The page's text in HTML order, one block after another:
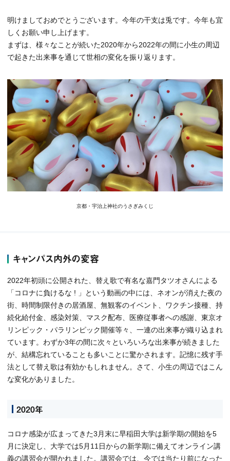
明けましておめでとうございます。今年の干支は兎です。今年も宜
しくお願い申し上げます。
まずは、様々なことが続いた2020年から2022年の間に小生の周辺
で起きた出来事を通じて世相の変化を振り返ります。
京都・宇治上神社のうさぎみくじ
キャンパス内外の変容
2022年初頭に公開された、替え歌で有名な嘉門タツオさんによる
「コロナに負けるな ! 」という動画の中には、ネオンが消えた夜の
街、時間制限付きの居酒屋、無観客のイベント、ワクチン接種、持
続化給付金、感染対策、マスク配布、医療従事者への感謝、東京オ
リンピック・パラリンピック開催等々、一連の出来事が織り込まれ
ています。わずか3年の間に次々といろいろな出来事が続きました
が、結構忘れていることも多いことに驚かされます。記憶に残す手
法として替え歌は有効かもしれません。さて、小生の周辺ではこん
な変化がありました。
2020年
コロナ感染が広まってきた3月末に早稲田大学は新学期の開始を5
月に決定し、大学では5月11日からの新学期に備えてオンライン講
義の講習会が開かれました。講習会では、今では当たり前になった